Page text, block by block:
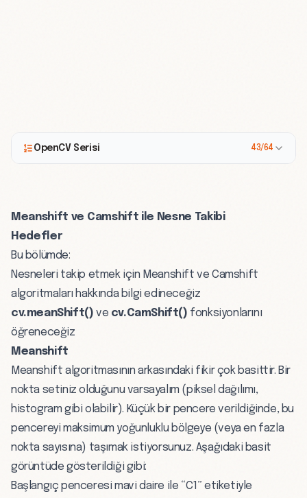
OpenCV Serisi 43/64
Meanshift ve Camshift ile Nesne Takibi
Hedefler
Bu bölümde:
Nesneleri takip etmek için Meanshift ve Camshift
algoritmaları hakkında bilgi edineceğiz
cv.meanShift() ve cv.CamShift() fonksiyonlarını
öğreneceğiz
Meanshift
Meanshift algoritmasının arkasındaki fikir çok basittir. Bir
nokta setiniz olduğunu varsayalım (piksel dağılımı,
histogram gibi olabilir). Küçük bir pencere verildiğinde, bu
pencereyi maksimum yoğunluklu bölgeye (veya en fazla
nokta sayısına) taşımak istiyorsunuz. Aşağıdaki basit
görüntüde gösterildiği gibi:
Başlangıç penceresi mavi daire ile “C1” etiketiyle